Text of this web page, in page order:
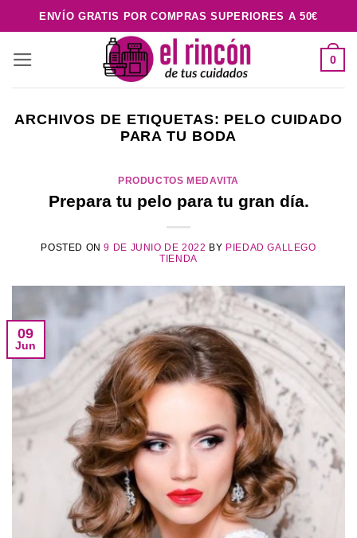
al
contenido
ENVÍO GRATIS POR COMPRAS SUPERIORES A 50€
0
ARCHIVOS DE ETIQUETAS: PELO CUIDADO
PARA TU BODA
PRODUCTOS MEDAVITA
Prepara tu pelo para tu gran día.
POSTED ON9 DE JUNIO DE 2022 BY PIEDAD GALLEGO
TIENDA
09
Jun